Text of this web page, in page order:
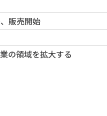
販売開始
の領域を拡大する